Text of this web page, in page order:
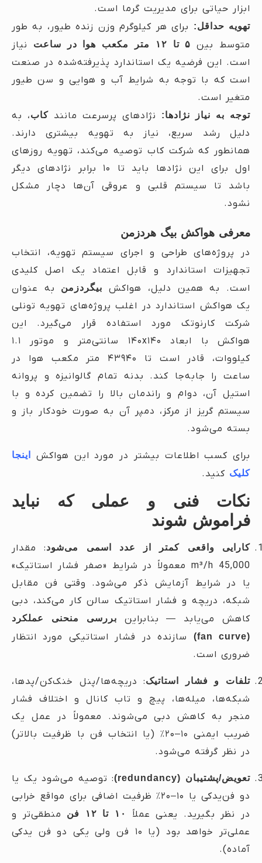
ابزار حیاتی برای مدیریت گرما است.
تهویه حداقل:
برای هر کیلوگرم وزن زنده طیور، به طور
متوسط بین
۵ تا ۱۲ متر مکعب هوا در ساعت
نیاز
است. این فرضیه یک استاندارد پذیرفته‌شده در صنعت
است که با توجه به شرایط آب و هوایی و سن طیور
متغیر است.
توجه به نیاز نژادها: نژادهای پرسرعت مانند کاب، به
دلیل رشد سریع، نیاز به تهویه بیشتری دارند.
همانطور که شرکت کاب توصیه می‌کند، تهویه روزهای
اول برای این نژادها باید تا ۱۰ برابر نژادهای دیگر
باشد تا سیستم قلبی و عروقی آن‌ها دچار مشکل
نشود.
معرفی هواکش بیگ هردزمن
در پروژه‌های طراحی و اجرای سیستم تهویه، انتخاب
تجهیزات استاندارد و قابل اعتماد یک اصل کلیدی
است. به همین دلیل، هواکش
بیگردزمن
به عنوان
یک هواکش استاندارد در اغلب پروژه‌های تهویه تونلی
شرکت کارنوتک مورد استفاده قرار می‌گیرد. این
هواکش با ابعاد ۱۴۰x۱۴۰ سانتی‌متر و موتور ۱.۱
کیلووات، قادر است تا ۴۳۹۴۰ متر مکعب هوا در
ساعت را جابه‌جا کند. بدنه تمام گالوانیزه و پروانه
استیل آن، دوام و راندمان بالا را تضمین کرده و با
سیستم گریز از مرکز، دمپر آن به صورت خودکار باز و
بسته می‌شود.
برای کسب اطلاعات بیشتر در مورد این هواکش اینجا
کلیک کنید.
نکات فنی و عملی که نباید
فراموش شوند
کارایی واقعی کمتر از عدد اسمی می‌شود: مقدار
45,000 m³/h معمولاً در شرایط «صفر فشار استاتیک»
یا در شرایط آزمایش ذکر می‌شود. وقتی فن مقابل
شبکه، دریچه و فشار استاتیک سالن کار می‌کند، دبی
کاهش می‌یابد — بنابراین
بررسی منحنی عملکرد
(fan curve)
سازنده در فشار استاتیکی مورد انتظار
ضروری است.
تلفات و فشار استاتیک: دریچه‌ها/پنل خنک‌کن/پدها،
شبکه‌ها، میله‌ها، پیچ و تاب کانال و اختلاف فشار
منجر به کاهش دبی می‌شوند. معمولاً در عمل یک
ضریب ایمنی ۱۰–۲۰٪ (یا انتخاب فن با ظرفیت بالاتر)
در نظر گرفته می‌شود.
تعویض/پشتیبان (redundancy)
: توصیه می‌شود یک یا
دو فن‌یدکی یا ۱۰–۲۰٪ ظرفیت اضافی برای مواقع خرابی
در نظر بگیرید. یعنی عملاً
۱۰ تا ۱۲ فن
منطقی‌تر و
عملی‌تر خواهد بود (یا ۱۰ فن ولی یکی دو فن یدکی
آماده).